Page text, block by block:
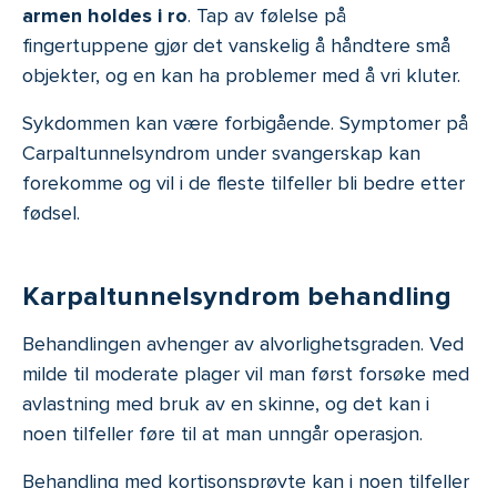
armen holdes i ro. Tap av følelse på
fingertuppene gjør det vanskelig å håndtere små
objekter, og en kan ha problemer med å vri kluter.
Sykdommen kan være forbigående. Symptomer på
Carpaltunnelsyndrom under svangerskap kan
forekomme og vil i de fleste tilfeller bli bedre etter
fødsel.
Karpaltunnelsyndrom behandling
Behandlingen avhenger av alvorlighetsgraden. Ved
milde til moderate plager vil man først forsøke med
avlastning med bruk av en skinne, og det kan i
noen tilfeller føre til at man unngår operasjon.
Behandling med kortisonsprøyte kan i noen tilfeller